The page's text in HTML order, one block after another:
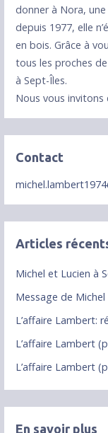
donner à Nora,
depuis 1977, elle
en bois. Grâce à
tous les proches
à Sept-Îles.
Nous vous invitons
Contact
Articles
Michel et Lucien à
Message de
L’affaire Lambert:
L’affaire Lambert
L’affaire Lambert
En savoir plus